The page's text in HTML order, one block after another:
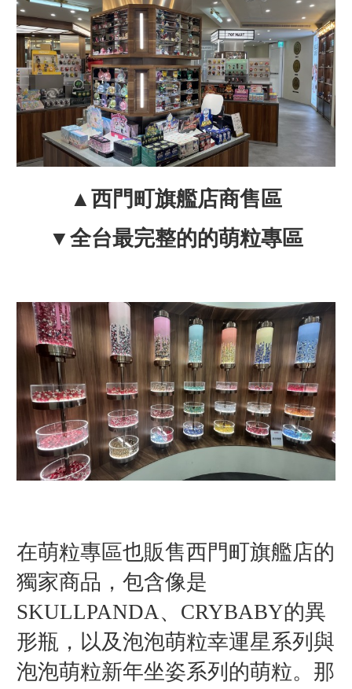
▲西門町旗艦店商售區
▼全台最完整的的萌粒專區
在萌粒專區也販售西門町旗艦店的
獨家商品，包含像是
SKULLPANDA、CRYBABY的異
形瓶，以及泡泡萌粒幸運星系列與
泡泡萌粒新年坐姿系列的萌粒。那